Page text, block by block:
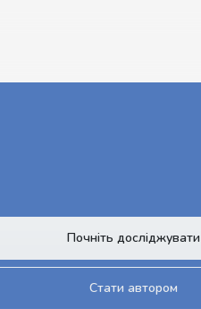
Почніть досліджувати
Стати автором